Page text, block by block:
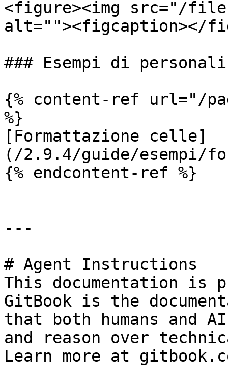
<figure><img src="/files/
alt=""><figcaption></
### Esempi di
{% content-ref url="/
%}
[Formattazione celle]
(/2.9.4/guide/esempi/
{% endcontent-ref %}
---
# Agent Instructions
This documentation is
GitBook is the
that both humans and
and reason over
Learn more at